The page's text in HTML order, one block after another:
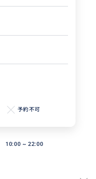
予約不可
10:00 ~ 22:00